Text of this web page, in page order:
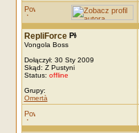
RepliForce
Vongola Boss
Dołączył: 30 Sty 2009
Skąd: Z Pustyni
Status: offline
Grupy:
Omertà